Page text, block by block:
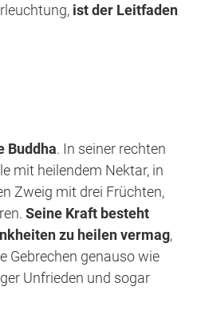
ist der Leitfaden
Buddha. In seiner rechten
mit heilendem Nektar, in
Zweig mit drei Früchten,
Seine Kraft besteht
zu heilen vermag,
Gebrechen genauso wie
Unfrieden und sogar